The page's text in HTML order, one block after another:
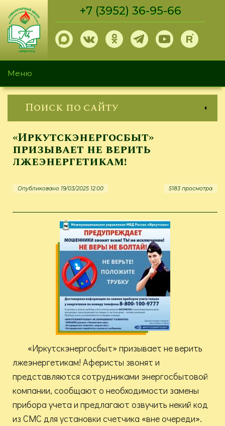
Перейти
основному
содержанию
+7 (3952) 36-95-66
Меню
Поиск по сайту
«Иркутскэнергосбыт»
призывает не верить
лжеэнергетикам!
Опубликовано 19/03/2025 12:00 5183 просмотра
«Иркутскэнергосбыт» призывает не верить
лжеэнергетикам! Аферисты звонят и
представляются сотрудниками энергосбытовой
компании, сообщают о необходимости замены
прибора учета и предлагают озвучить некий код
из СМС для установки счетчика «вне очереди».